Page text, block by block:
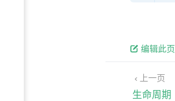
编辑此页
上一页
生命周期